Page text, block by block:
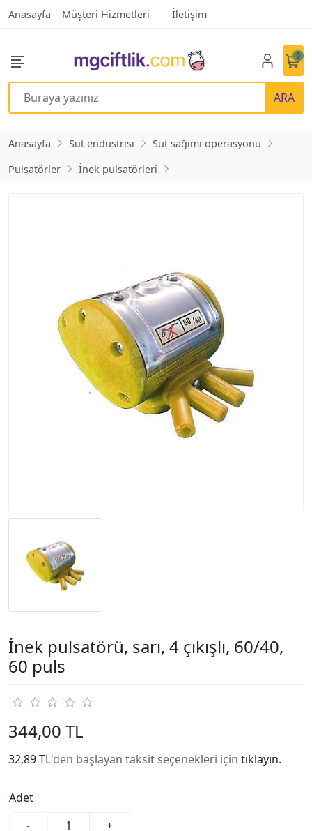
Anasayfa Müşteri Hizmetleri İletişim
ARA
0
Anasayfa Süt endüstrisi
Süt sağımı operasyonu
Pulsatörler
İnek pulsatörleri -
İnek pulsatörü, sarı, 4 çıkışlı, 60/40,
60 puls
344,00 TL
32,89 TL'den başlayan taksit seçenekleri için tıklayın.
Adet
-
+